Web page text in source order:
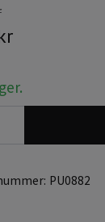
PU0882